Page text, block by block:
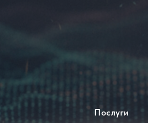
Послуги